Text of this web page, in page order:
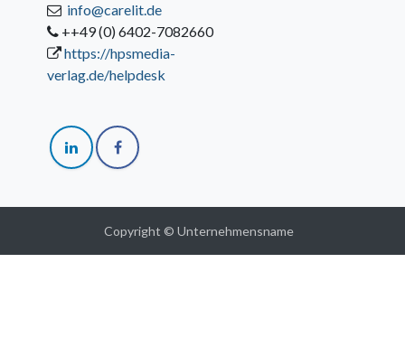
info@carelit.de
++49 (0) 6402-7082660
https://hpsmedia-
verlag.de/helpdesk
Copyright © Unternehmensname